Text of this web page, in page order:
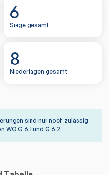
6
Siege gesamt
8
Niederlagen gesamt
sind nur noch zulässig
WO G 6.1 und G 6.2.